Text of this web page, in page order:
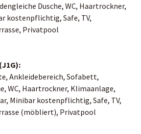
Dusche, WC, Haartrockner,
kostenpflichtig, Safe, TV,
Privatpool
Ankleidebereich, Sofabett,
WC, Haartrockner, Klimaanlage,
Minibar kostenpflichtig, Safe, TV,
(möbliert), Privatpool